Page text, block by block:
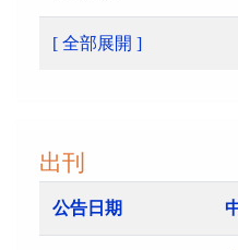
[ 全部展開 ]
出刊
公告日期